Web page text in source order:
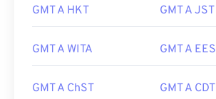
GMT A HKT GMT A JST
GMT A WITA GMT A
GMT A ChST GMT A CDT